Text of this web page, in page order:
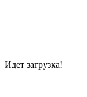
Идет загрузка!